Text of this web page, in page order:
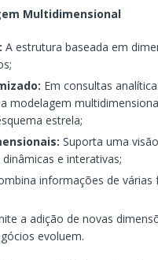
Multidimensional
A estrutura baseada em
Em consultas
modelagem
estrela;
Suporta uma
e interativas;
informações de
a adição de novas
evoluem.